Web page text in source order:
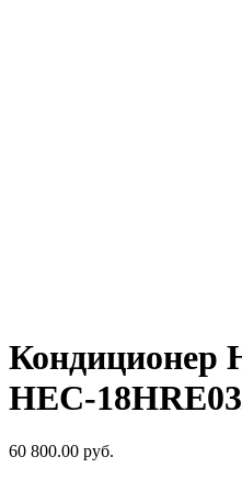
Кондиционер
HEC-
60 800.00 руб.